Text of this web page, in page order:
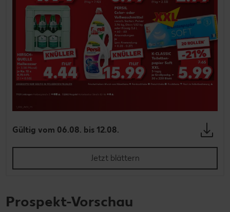
Gültig vom 06.08. bis 12.08.
Jetzt blättern
Prospekt-Vorschau